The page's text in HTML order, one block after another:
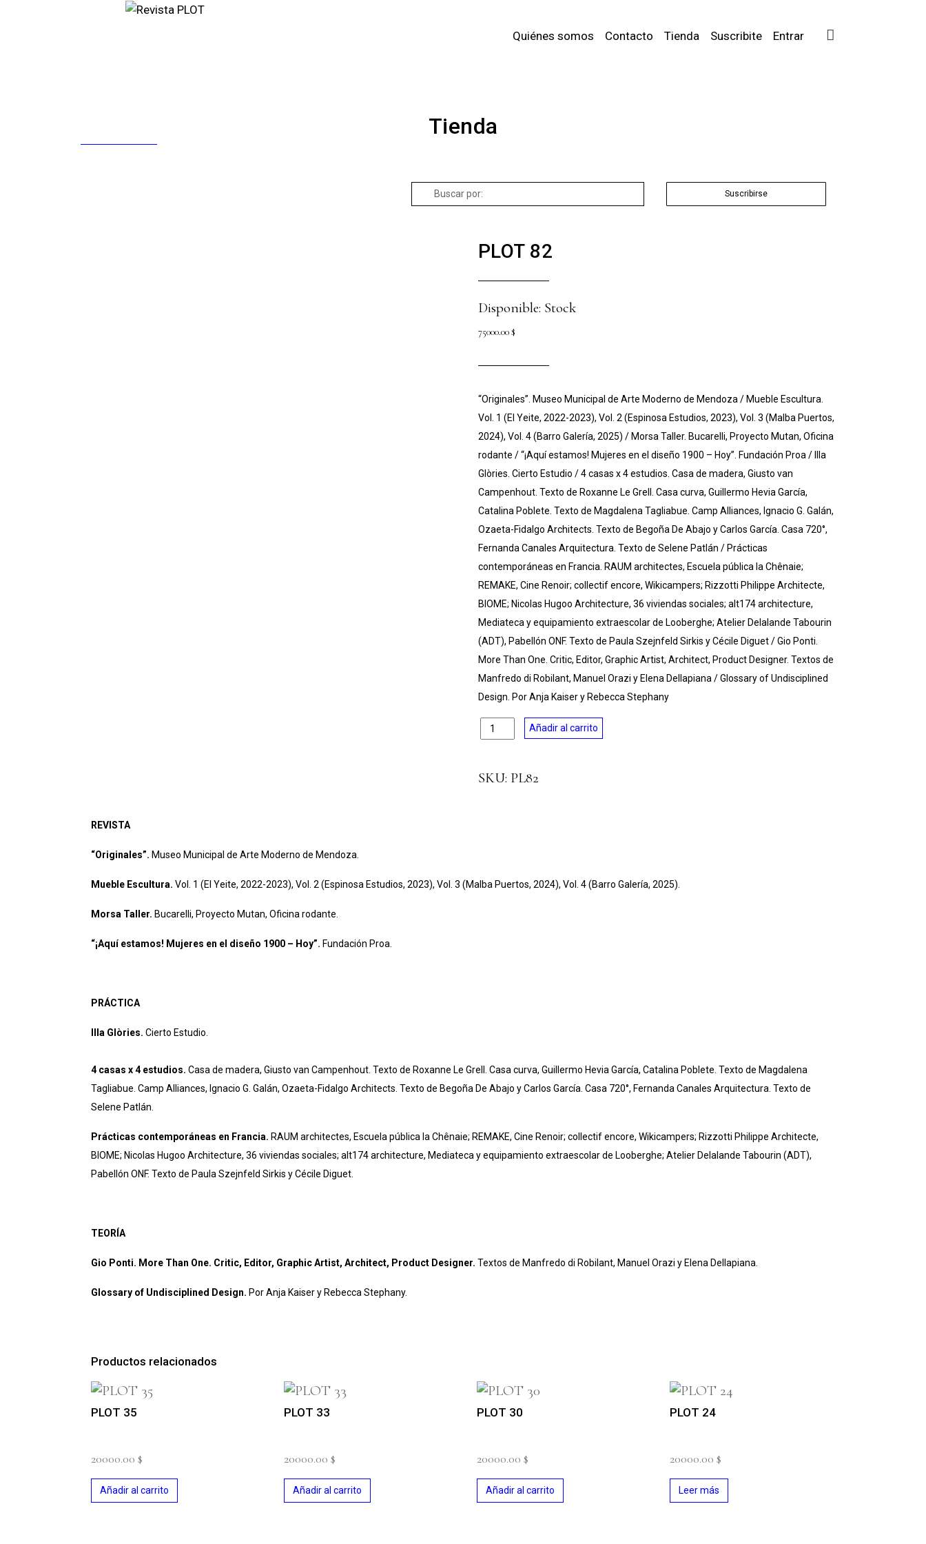
Quiénes somos Contacto Tienda Suscribite Entrar
Tienda
Buscar
por:
Suscribirse
PLOT 82
Disponible: Stock
75000.00$
“Originales”. Museo Municipal de Arte Moderno de Mendoza / Mueble Escultura.
Vol. 1 (El Yeite, 2022-2023), Vol. 2 (Espinosa Estudios, 2023), Vol. 3 (Malba Puertos,
2024), Vol. 4 (Barro Galería, 2025) / Morsa Taller. Bucarelli, Proyecto Mutan, Oficina
rodante / “¡Aquí estamos! Mujeres en el diseño 1900 – Hoy”. Fundación Proa / Illa
Glòries. Cierto Estudio / 4 casas x 4 estudios. Casa de madera, Giusto van
Campenhout. Texto de Roxanne Le Grell. Casa curva, Guillermo Hevia García,
Catalina Poblete. Texto de Magdalena Tagliabue. Camp Alliances, Ignacio G. Galán,
Ozaeta-Fidalgo Architects. Texto de Begoña De Abajo y Carlos García. Casa 720°,
Fernanda Canales Arquitectura. Texto de Selene Patlán / Prácticas
contemporáneas en Francia. RAUM architectes, Escuela pública la Chênaie;
REMAKE, Cine Renoir; collectif encore, Wikicampers; Rizzotti Philippe Architecte,
BIOME; Nicolas Hugoo Architecture, 36 viviendas sociales; alt174 architecture,
Mediateca y equipamiento extraescolar de Looberghe; Atelier Delalande Tabourin
(ADT), Pabellón ONF. Texto de Paula Szejnfeld Sirkis y Cécile Diguet / Gio Ponti.
More Than One. Critic, Editor, Graphic Artist, Architect, Product Designer. Textos de
Manfredo di Robilant, Manuel Orazi y Elena Dellapiana / Glossary of Undisciplined
Design. Por Anja Kaiser y Rebecca Stephany
CantidadAñadir al carrito
SKU: PL82
REVISTA
“Originales”. Museo Municipal de Arte Moderno de Mendoza.
Mueble Escultura. Vol. 1 (El Yeite, 2022-2023), Vol. 2 (Espinosa Estudios, 2023), Vol. 3 (Malba Puertos, 2024), Vol. 4 (Barro Galería, 2025).
Morsa Taller. Bucarelli, Proyecto Mutan, Oficina rodante.
“¡Aquí estamos! Mujeres en el diseño 1900 – Hoy”. Fundación Proa.
PRÁCTICA
Illa Glòries. Cierto Estudio.
4 casas x 4 estudios. Casa de madera, Giusto van Campenhout. Texto de Roxanne Le Grell. Casa curva, Guillermo Hevia García, Catalina Poblete. Texto de Magdalena
Tagliabue. Camp Alliances, Ignacio G. Galán, Ozaeta-Fidalgo Architects. Texto de Begoña De Abajo y Carlos García. Casa 720°, Fernanda Canales Arquitectura. Texto de
Selene Patlán.
Prácticas contemporáneas en Francia. RAUM architectes, Escuela pública la Chênaie; REMAKE, Cine Renoir; collectif encore, Wikicampers; Rizzotti Philippe Architecte,
BIOME; Nicolas Hugoo Architecture, 36 viviendas sociales; alt174 architecture, Mediateca y equipamiento extraescolar de Looberghe; Atelier Delalande Tabourin (ADT),
Pabellón ONF. Texto de Paula Szejnfeld Sirkis y Cécile Diguet.
TEORÍA
Gio Ponti. More Than One. Critic, Editor, Graphic Artist, Architect, Product Designer. Textos de Manfredo di Robilant, Manuel Orazi y Elena Dellapiana.
Glossary of Undisciplined Design. Por Anja Kaiser y Rebecca Stephany.
Productos relacionados
PLOT 35
20000.00 $
Añadir al carrito
PLOT 33
20000.00$
Añadir al carrito
PLOT 30
20000.00$
Añadir al carrito
PLOT 24
20000.00$
Leer más